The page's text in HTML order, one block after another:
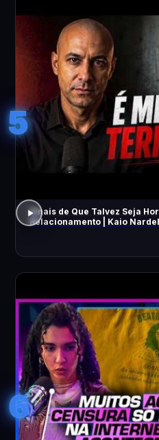
5
Sinais de Que Talvez Seja
Relacionamento | Kaio Nardel
6